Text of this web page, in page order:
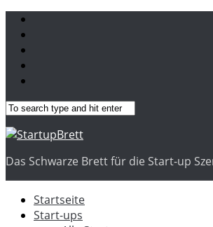
Das Schwarze Brett für die Start-up
Startseite
Start-ups